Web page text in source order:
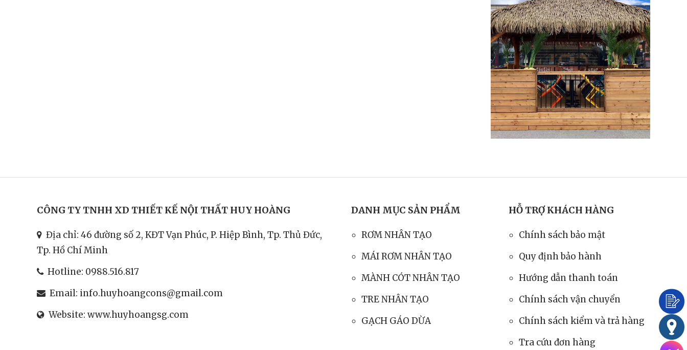
65.000đ
Rơm Nhân Tạo Cao
Cấp PK2001
52.000đ
65.000đ
Rơm Nhân Tạo Cao
Cấp PK2001
Cấp PK2001
Rơm Nhân Tạo Cao
52.000 đ
65.000đ
Rơm Nhân Tạo Cao
CÔNG TY TNHH XD THIẾT KẾ NỘI THẤT HUY HOÀNG
Địa chỉ: 46 đường số 2, KĐT Vạn Phúc, P. Hiệp Bình, Tp. Thủ Đức,
Tp. Hồ Chí Minh
Hotline: 0988.516.817
Email: info.huyhoangcons@gmail.com
Website: www.huyhoangsg.com
DANH MỤC SẢN PHẨM
RƠM NHÂN TẠO
MÁI RƠM NHÂN TẠO
MÀNH CÓT NHÂN TẠO
TRE NHÂN TẠO
GẠCH GÁO DỪA
HỖ TRỢ KHÁCH HÀNG
Chính sách bảo mật
Quy định bảo hành
Hướng dẫn thanh toán
Chính sách vận chuyển
Chính sách kiểm và trả hàng
Tra cứu đơn hàng